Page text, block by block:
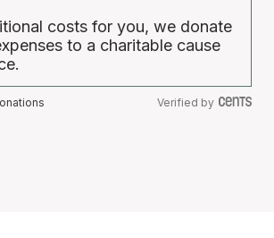
costs for you, we donate
to a charitable cause
Verified by